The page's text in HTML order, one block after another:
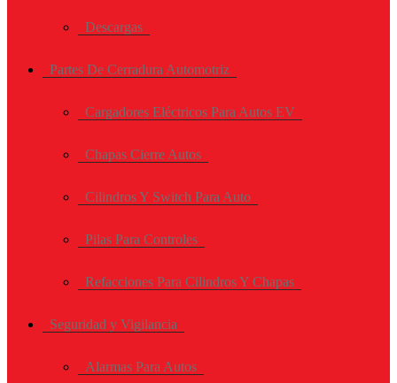
Descargas
Partes De Cerradura Automotriz
Cargadores Eléctricos Para Autos EV
Chapas Cierre Autos
Cilindros Y Switch Para Auto
Pilas Para Controles
Refacciones Para Cilindros Y Chapas
Seguridad y Vigilancia
Alarmas Para Autos